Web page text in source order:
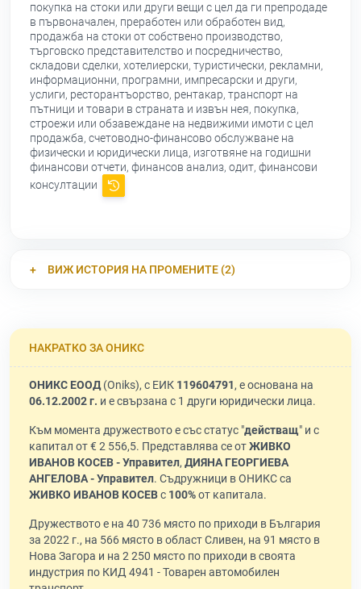
покупка на стоки или други вещи с цел да ги препродаде
в първоначален, преработен или обработен вид,
продажба на стоки от собствено производство,
търговско представителство и посредничество,
складови сделки, хотелиерски, туристически, рекламни,
информационни, програмни, импресарски и други,
услиги, ресторантъорство, рентакар, транспорт на
пътници и товари в страната и извън нея, покупка,
строежи или обзавеждане на недвижими имоти с цел
продажба, счетоводно-финансово обслужване на
физически и юридически лица, изготвяне на годишни
финансови отчети, финансов анализ, одит, финансови
консултации
ВИЖ ИСТОРИЯ НА ПРОМЕНИТЕ (2)
НАКРАТКО ЗА ОНИКС
ОНИКС ЕООД(Oniks), с ЕИК 119604791, е основана на
06.12.2002 г. и е свързана с 1 други юридически лица.
Към момента дружеството е със статус "действащ" и с
капитал от € 2 556,5. Представлява се отЖИВКО
ИВАНОВ КОСЕВ - Управител, ДИЯНА ГЕОРГИЕВА
АНГЕЛОВА - Управител. Съдружници в ОНИКС са
ЖИВКО ИВАНОВ КОСЕВс 100%от капитала.
Дружеството е на 40 736 място по приходи в България
за 2022 г., на 566 място в област Сливен, на 91 място в
Нова Загора и на 2 250 място по приходи в своята
индустрия по КИД 4941 - Товарен автомобилен